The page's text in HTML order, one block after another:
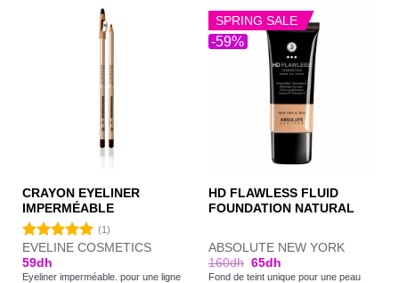
CRAYON EYELINER
IMPERMÉABLE
Note5.00
sur 5
(1)
EVELINE COSMETICS
59dh
Eyeliner imperméable. pour une ligne
-59%
SPRING SALE
HD FLAWLESS FLUID
FOUNDATION NATURAL
ABSOLUTE NEW YORK
160dh 65dh
Fond de teint unique pour une peau